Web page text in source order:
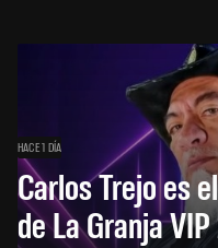
HACE 1 DÍA
Carlos Trejo es
de La Granja